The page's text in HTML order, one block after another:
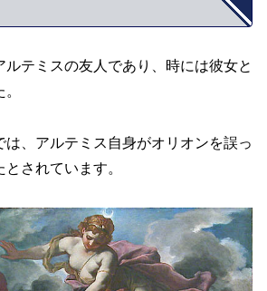
テミスの友人であり、時には彼女と
は、アルテミス自身がオリオンを誤っ
されています。